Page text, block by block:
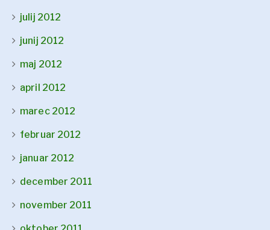
julij 2012
junij 2012
maj 2012
april 2012
marec 2012
februar 2012
januar 2012
december 2011
november 2011